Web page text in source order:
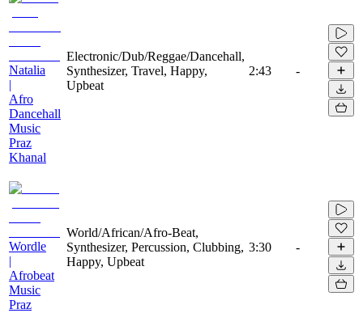
Natalia
|
Afro
Dancehall
Music
Praz
Khanal
Electronic/Dub/Reggae/Dancehall,
Synthesizer, Travel, Happy,
Upbeat
2:43 -
Wordle
|
Afrobeat
Music
Praz
World/African/Afro-Beat,
Synthesizer, Percussion, Clubbing,
Happy, Upbeat
3:30 -